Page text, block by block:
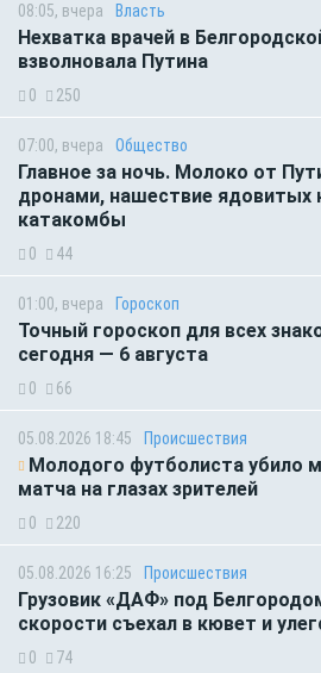
08:05, вчера Власть
Нехватка врачей в
взволновала Путина
0 250
07:00, вчера Общество
Главное за ночь. Молоко от
дронами, нашествие ядовитых
катакомбы
0 44
01:00, вчера Гороскоп
Точный гороскоп для всех
сегодня — 6 августа
0 66
05.08.2026 18:45 Происшествия
Молодого футболиста убило
матча на глазах зрителей
0 220
05.08.2026 16:25 Происшествия
Грузовик «ДАФ» под
скорости съехал в кювет и
0 74